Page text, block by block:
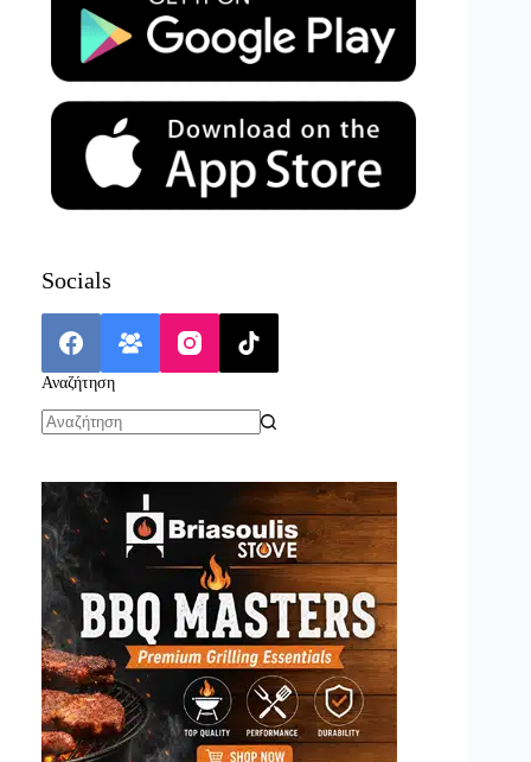
Socials
Αναζήτηση